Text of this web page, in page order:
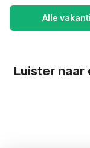
Alle
Luister naar